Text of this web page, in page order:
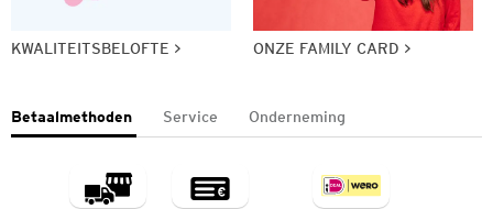
KWALITEITSBELOFTE ONZE FAMILY CARD
Betaalmethoden Service Onderneming